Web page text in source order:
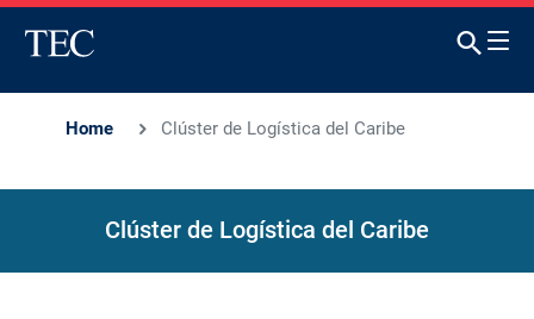
Home Clúster de Logística del Caribe
Clúster de Logística del Caribe